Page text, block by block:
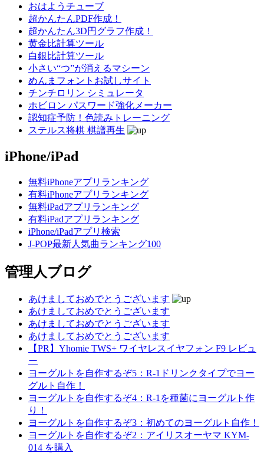
おはようチューブ
超かんたんPDF作成！
超かんたん3D円グラフ作成！
黄金比計算ツール
白銀比計算ツール
小さい“つ”が消えるマシーン
めんまフォントお試しサイト
チンチロリン シミュレータ
ホビロン パスワード強化メーカー
認知症予防！色読みトレーニング
ステルス将棋 棋譜再生
iPhone/iPad
無料iPhoneアプリランキング
有料iPhoneアプリランキング
無料iPadアプリランキング
有料iPadアプリランキング
iPhone/iPadアプリ検索
J-POP最新人気曲ランキング100
管理人ブログ
あけましておめでとうございます
あけましておめでとうございます
あけましておめでとうございます
あけましておめでとうございます
【PR】Yhomie TWS+ ワイヤレスイヤフォン F9 レビュ
ー
ヨーグルトを自作するぞ5：R-1ドリンクタイプでヨー
グルト自作！
ヨーグルトを自作するぞ4：R-1を種菌にヨーグルト作
り！
ヨーグルトを自作するぞ3：初めてのヨーグルト自作！
ヨーグルトを自作するぞ2：アイリスオーヤマ KYM-
014 を購入